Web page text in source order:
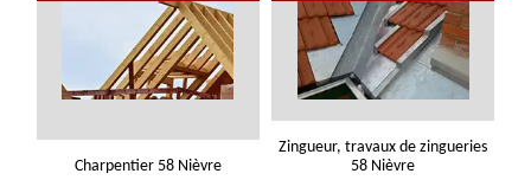
Charpentier 58 Nièvre
Zingueur, travaux de zingueries
58 Nièvre